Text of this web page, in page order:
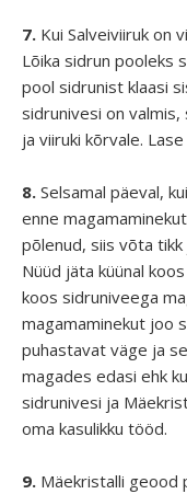
7. Kui Salveiviiruk on
Lõika sidrun pooleks
pool sidrunist klaasi
sidrunivesi on valmis,
ja viiruki kõrvale.
8. Selsamal päeval,
enne
põlenud, siis võta tikk
Nüüd jäta küünal
koos sidruniveega
magamaminekut joo
puhastavat väge ja
magades edasi ehk
sidrunivesi ja
oma kasulikku tööd.
9. Mäekristalli geood